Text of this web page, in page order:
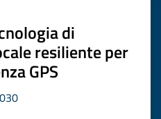
di
resiliente per
GPS